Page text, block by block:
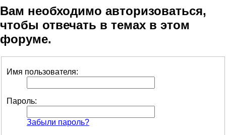
Вам необходимо авторизоваться,
чтобы отвечать в темах в этом
форуме.
Имя пользователя:
Пароль:
Забыли пароль?